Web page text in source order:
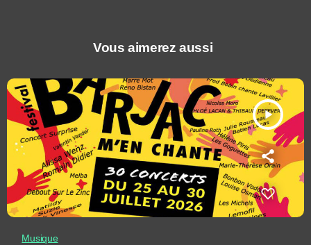
Vous aimerez aussi
play_arrow
Musique